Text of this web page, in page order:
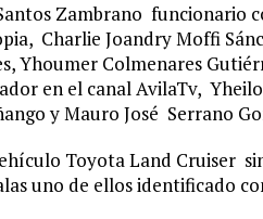
Zambrano funcionario
Charlie Joandry Moffi
Yhoumer Colmenares
en el canal AvilaTv,
y Mauro José Serrano
Toyota Land Cruiser
uno de ellos identificado